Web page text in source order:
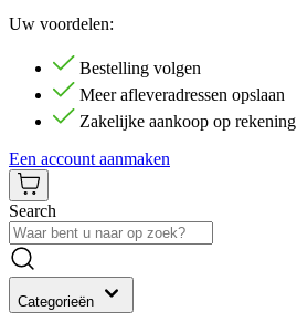
Uw voordelen:
Bestelling volgen
Meer afleveradressen opslaan
Zakelijke aankoop op rekening
Een account aanmaken
Search
Categorieën